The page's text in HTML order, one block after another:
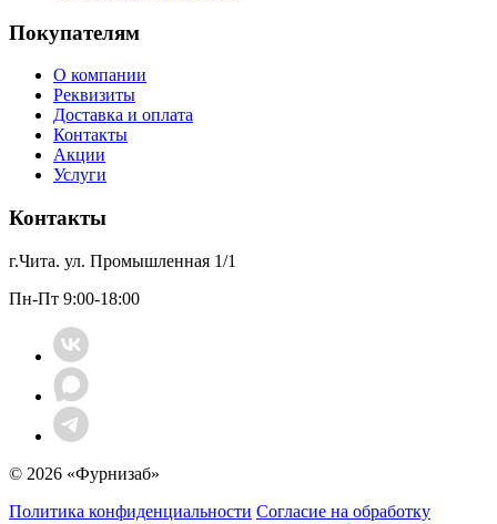
Покупателям
О компании
Реквизиты
Доставка и оплата
Контакты
Акции
Услуги
Контакты
г.Чита. ул. Промышленная 1/1
Пн-Пт 9:00-18:00
© 2026 «Фурнизаб»
Политика конфиденциальности Согласие на обработку